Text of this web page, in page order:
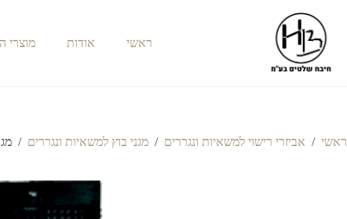
ראשי אודות מוצרי
ראשי / אביזרי רישוי למשאיות ונגררים / מגני בוץ למשאיות ונגררים /